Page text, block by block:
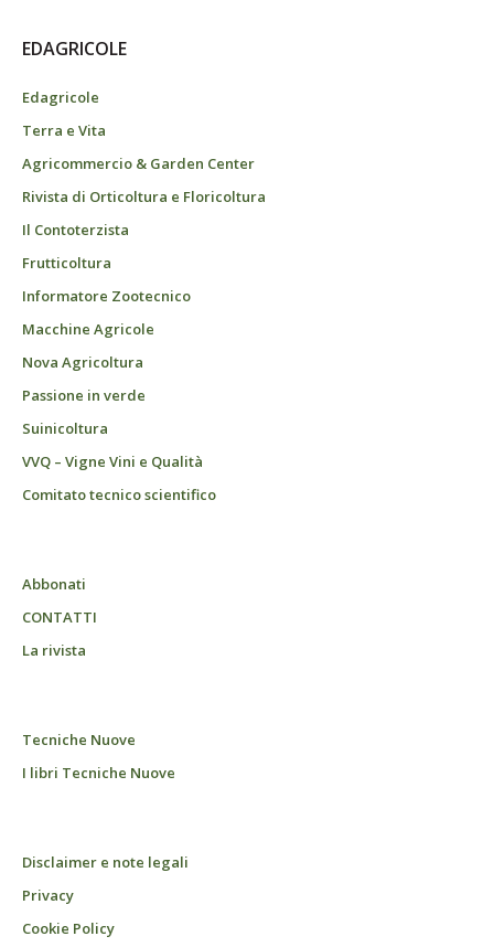
EDAGRICOLE
Edagricole
Terra e Vita
Agricommercio & Garden Center
Rivista di Orticoltura e Floricoltura
Il Contoterzista
Frutticoltura
Informatore Zootecnico
Macchine Agricole
Nova Agricoltura
Passione in verde
Suinicoltura
VVQ – Vigne Vini e Qualità
Comitato tecnico scientifico
Abbonati
CONTATTI
La rivista
Tecniche Nuove
I libri Tecniche Nuove
Disclaimer e note legali
Privacy
Cookie Policy